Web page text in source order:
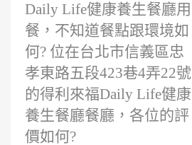
Daily Life健康養生餐廳用
餐，不知道餐點跟環境如
何? 位在台北市信義區忠
孝東路五段423巷4弄22號
的得利來福Daily Life健康
養生餐廳餐廳，各位的評
價如何?